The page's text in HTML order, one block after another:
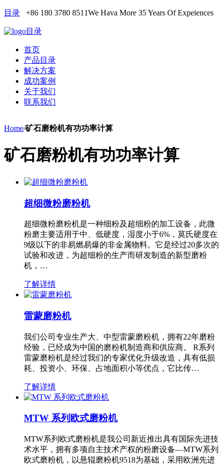
目录 +86 180 3780 8511We Hava More 35 Years Of Expeiences
目录
首页
产品目录
解决方案
成功案例
关于我们
联系我们
Home/矿石磨粉机有功功率计算
矿石磨粉机有功功率计算
超细微粉磨粉机
超细微粉磨粉机是一种细粉及超细粉的加工设备，此微
粉磨主要适用于中、低硬度，湿度小于6%，莫氏硬度在
9级以下的非易燃易爆的非金属物料。它是经过20多次的
试验和改进，为超细粉的生产而研发制造的新型磨粉
机，…
了解详情
雷蒙磨粉机
我们公司专业生产大、中型雷蒙磨粉机，拥有22年磨粉
经验，已经成为中国的磨粉机制造商和供应商。 R系列
雷蒙磨粉机是经过我们的专家优化升级改造，具有低损
耗、投资小、环保、占地面积小等优点，它比传…
了解详情
MTW 系列欧式磨粉机
MTW系列欧式磨粉机是我公司新近推出具有国际先进技
术水平，拥有多项自主技术产权的粉磨设备—MTW系列
欧式磨粉机，以悬辊磨粉机9518为基础，采用欧洲先进